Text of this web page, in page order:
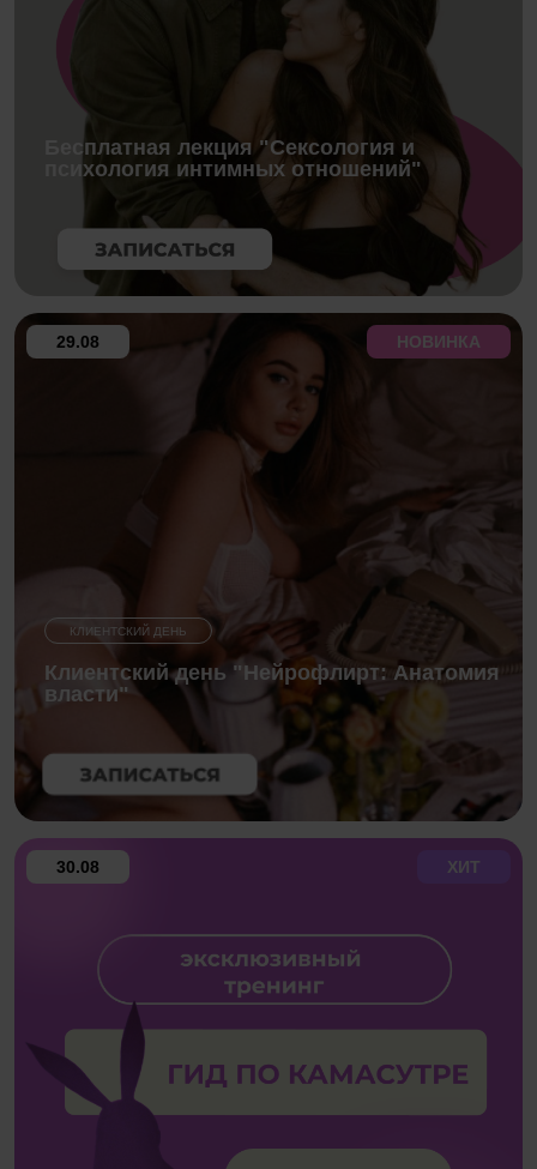
Бесплатная лекция "Сексология и
психология интимных отношений"
КЛИЕНТСКИЙ ДЕНЬ
Клиентский день "Нейрофлирт: Анатомия
власти"
НОВИНКА
29.08
ХИТ
30.08